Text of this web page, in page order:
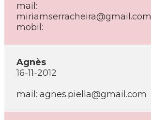
mail:
miriamserracheira@gmail.com
mobil:
Agnès
16-11-2012
mail: agnes.piella@gmail.com